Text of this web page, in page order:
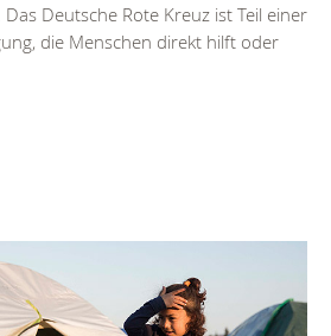
Deutsche Rote Kreuz ist Teil einer
die Menschen direkt hilft oder